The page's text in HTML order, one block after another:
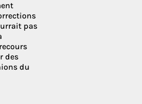
pas
des
du